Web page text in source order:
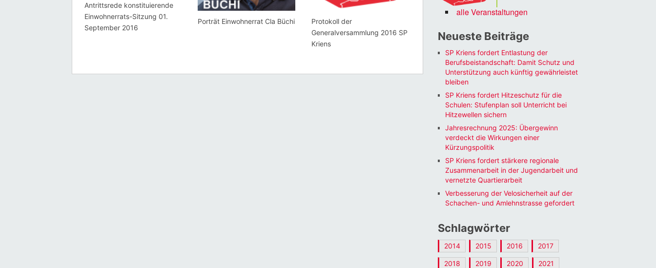
Antrittsrede konstituierende
Einwohnerrats-Sitzung 01.
September 2016
Porträt Einwohnerrat Cla Büchi
Protokoll der
Generalversammlung 2016 SP
Kriens
alle Veranstaltungen
Neueste Beiträge
SP Kriens fordert Entlastung der
Berufsbeistandschaft: Damit Schutz und
Unterstützung auch künftig gewährleistet
bleiben
SP Kriens fordert Hitzeschutz für die
Schulen: Stufenplan soll Unterricht bei
Hitzewellen sichern
Jahresrechnung 2025: Übergewinn
verdeckt die Wirkungen einer
Kürzungspolitik
SP Kriens fordert stärkere regionale
Zusammenarbeit in der Jugendarbeit und
vernetzte Quartierarbeit
Verbesserung der Velosicherheit auf der
Schachen- und Amlehnstrasse gefordert
Schlagwörter
2014 2015 2016 2017
2018 2019 2020 2021